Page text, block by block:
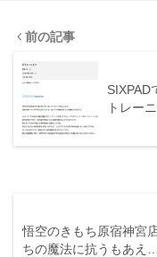
前の記事
SIXPAD
トレー
悟空のきもち原宿神宮
ちの魔法に抗うもあえ…